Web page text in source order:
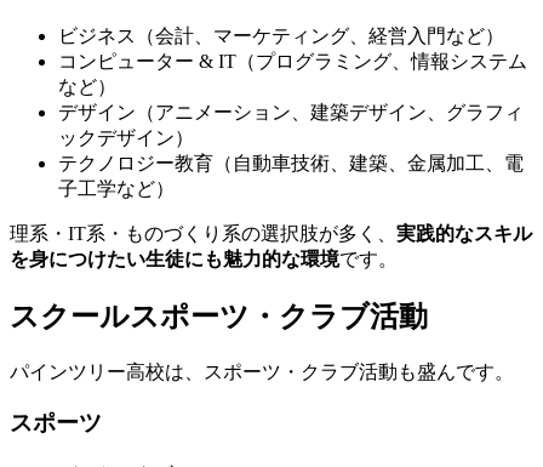
ビジネス（会計、マーケティング、経営入門など）
コンピューター & IT（プログラミング、情報システム
など）
デザイン（アニメーション、建築デザイン、グラフィ
ックデザイン）
テクノロジー教育（自動車技術、建築、金属加工、電
子工学など）
理系・IT系・ものづくり系の選択肢が多く、 実践的なスキル
を身につけたい生徒にも魅力的な環境です。
スクールスポーツ・クラブ活動
パインツリー高校は、スポーツ・クラブ活動も盛んです。
スポーツ